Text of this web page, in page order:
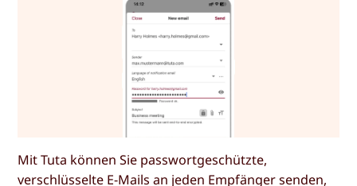
Mit Tuta können Sie passwortgeschützte,
verschlüsselte E-Mails an jeden Empfänger senden,